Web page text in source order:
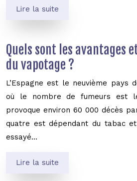
Lire la suite
Quels sont les avantages
du vapotage ?
L’Espagne est le neuvième pays
où le nombre de fumeurs est
provoque environ 60 000 décès
quatre est dépendant du tabac
essayé…
Lire la suite